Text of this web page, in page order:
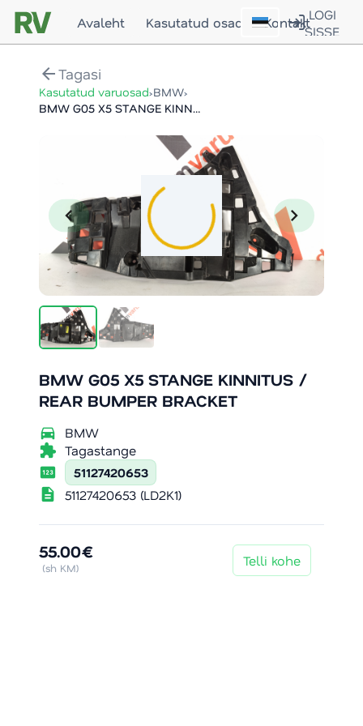
Avaleht Kasutatud osad KontaktLOGI
SISSE
arrow_backTagasi
Kasutatud varuosad›BMW›
BMW G05 X5 STANGE KINNITUS / REAR BUMPER BRACKET
chevron_left chevron_right
BMW G05 X5 STANGE KINNITUS /
REAR BUMPER BRACKET
directions_car BMW
extension Tagastange
pin 51127420653
description 51127420653 (LD2K1)
55.00€
(sh KM) Telli kohe